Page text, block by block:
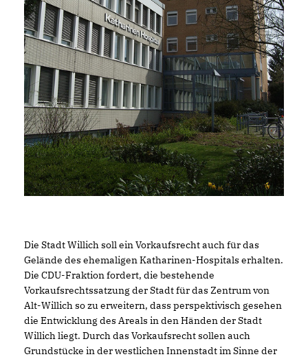
Die Stadt Willich soll ein Vorkaufsrecht auch für das
Gelände des ehemaligen Katharinen-Hospitals erhalten.
Die CDU-Fraktion fordert, die bestehende
Vorkaufsrechtssatzung der Stadt für das Zentrum von
Alt-Willich so zu erweitern, dass perspektivisch gesehen
die Entwicklung des Areals in den Händen der Stadt
Willich liegt. Durch das Vorkaufsrecht sollen auch
Grundstücke in der westlichen Innenstadt im Sinne der